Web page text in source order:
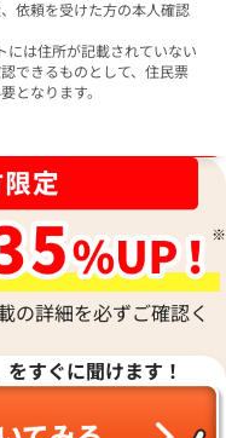
依頼を受けた方の本人確認
は住所が記載されていない
できるものとして、住民票
となります。
の詳細を必ずご確認く
をすぐに聞けます！